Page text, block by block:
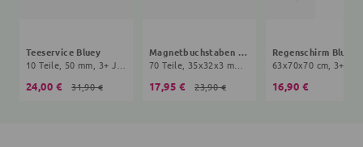
Teeservice Bluey
10 Teile, 50 mm, 3+ Jahre, bunt
24,00 € 31,90 €
Magnetbuchstaben Bluey
70 Teile, 35x32x3 mm, 3+ Jahre, bunt
17,95 € 23,90 €
Regenschirm Bluey
16,90 €